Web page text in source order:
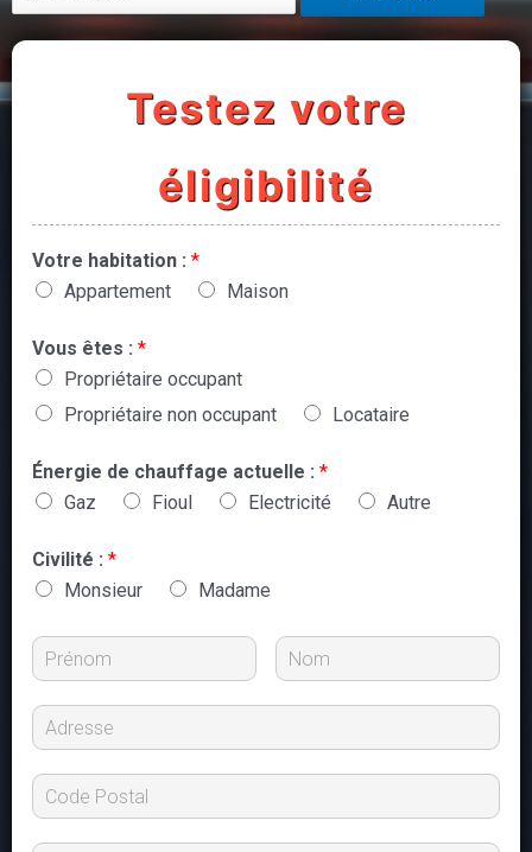
Testez votre
éligibilité
Votre habitation : *
Appartement
Maison
Vous êtes : *
Propriétaire occupant
Propriétaire non occupant
Locataire
Énergie de chauffage actuelle : *
Gaz
Fioul Electricité Autre
Civilité : *
Monsieur
Madame